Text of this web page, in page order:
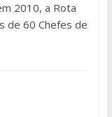
2010, a Rota
de 60 Chefes de